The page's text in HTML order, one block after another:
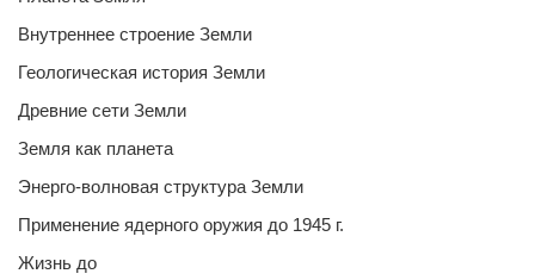
Внутреннее строение Земли
Геологическая история Земли
Древние сети Земли
Земля как планета
Энерго-волновая структура Земли
Применение ядерного оружия до 1945 г.
Жизнь до